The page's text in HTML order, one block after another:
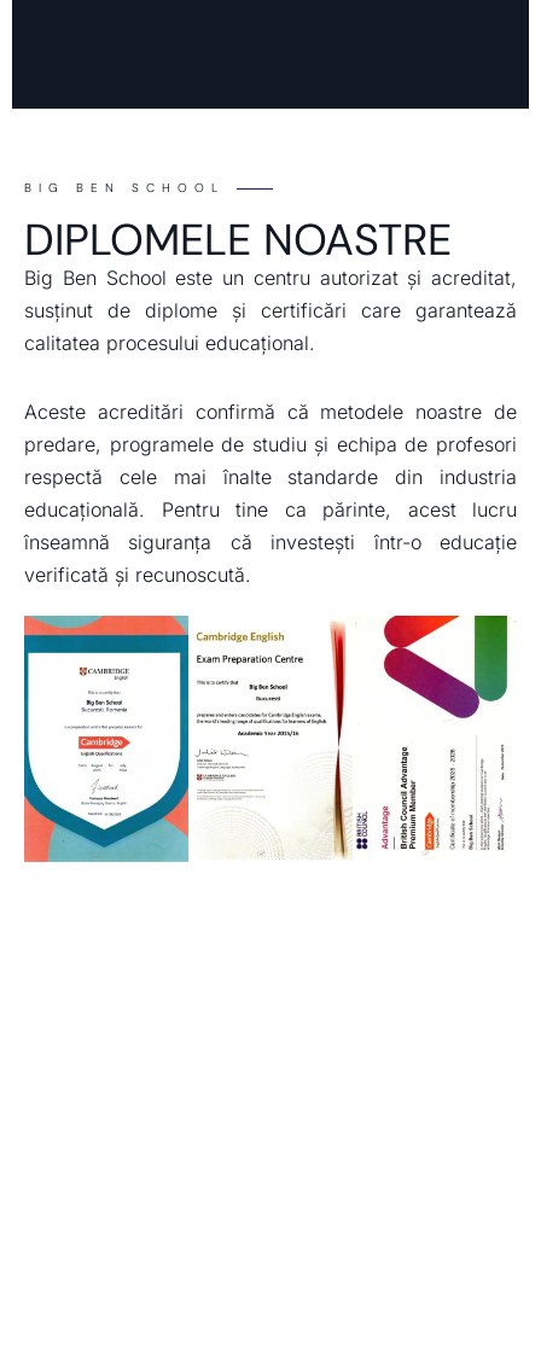
BIG BEN SCHOOL
DIPLOMELE NOASTRE
Big Ben School este un centru autorizat și acreditat,
susținut de diplome și certificări care garantează
calitatea procesului educațional.
Aceste acreditări confirmă că metodele noastre de
predare, programele de studiu și echipa de profesori
respectă cele mai înalte standarde din industria
educațională. Pentru tine ca părinte, acest lucru
înseamnă siguranța că investești într-o educație
verificată și recunoscută.